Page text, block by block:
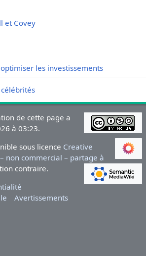
et Covey
les investissements
de cette page a
à 03:23.
sous licence Creative
non commercial – partage à
contraire.
Avertissements